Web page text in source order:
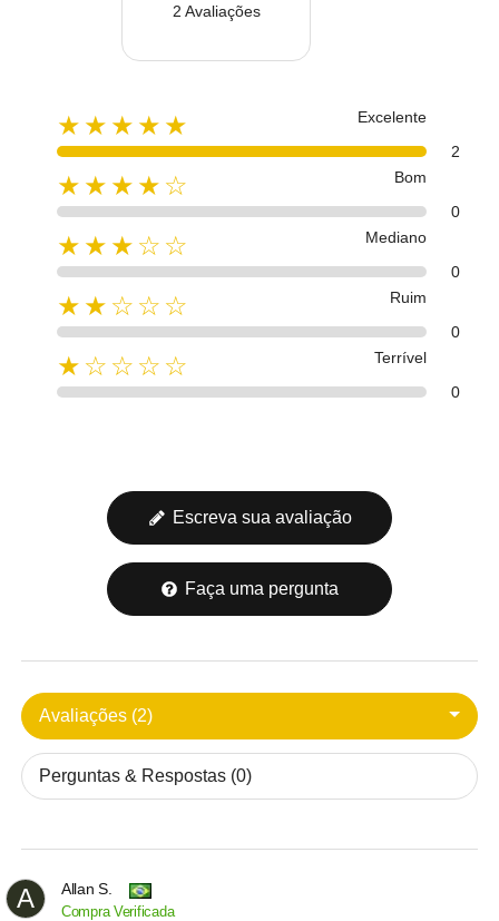
2 Avaliações
★★★★★
Excelente
2
★★★★☆
Bom
0
★★★☆☆
Mediano
0
★★☆☆☆
Ruim
0
★☆☆☆☆
Terrível
0
Escreva sua avaliação
Faça uma pergunta
Avaliações (2)
Perguntas & Respostas (0)
A Allan S.
Compra Verificada